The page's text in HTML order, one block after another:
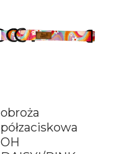
obroża
półzaciskowa
OH